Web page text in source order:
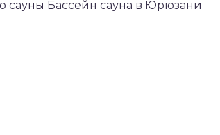
сауны Бассейн сауна в Юрюзани